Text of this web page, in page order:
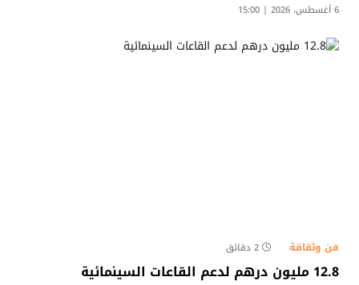
6 أغسطس، 2026 | 15:00
فن وثقافة 2 دقائق
12.8 مليون درهم لدعم القاعات السينمائية